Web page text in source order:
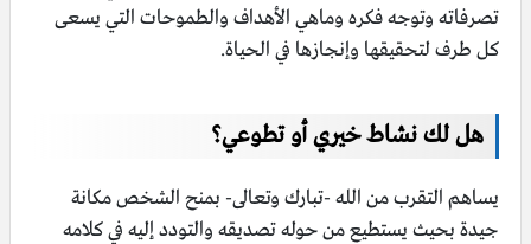
تصرفاته وتوجه فكره وماهي الأهداف والطموحات التي يسعى
كل طرف لتحقيقها وإنجازها في الحياة.
هل لك نشاط خيري أو تطوعي؟
يساهم التقرب من الله -تبارك وتعالى- بمنح الشخص مكانة
جيدة بحيث يستطيع من حوله تصديقه والتودد إليه في كلامه